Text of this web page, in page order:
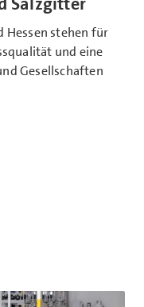
Hessen stehen für
und eine
Gesellschaften